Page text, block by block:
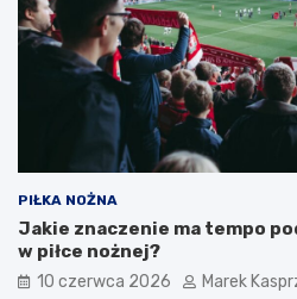
PIŁKA NOŻNA
Jakie znaczenie ma tempo
w piłce nożnej?
10 czerwca 2026 Marek